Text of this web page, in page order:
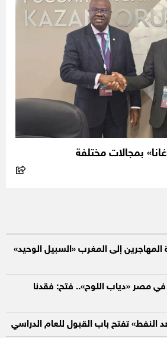
بمجالات مختلفة
إلى المغرب «السبيل الوحيد»
مصر «دياب اللوح».. فتح: فقدنا
تفتح باب القبول للعام الدراسي